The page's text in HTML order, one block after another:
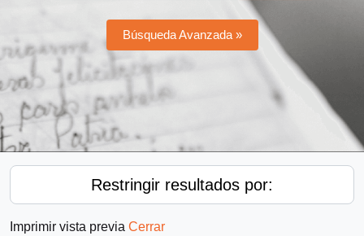
Búsqueda Avanzada »
Restringir resultados por:
Imprimir vista previa Cerrar